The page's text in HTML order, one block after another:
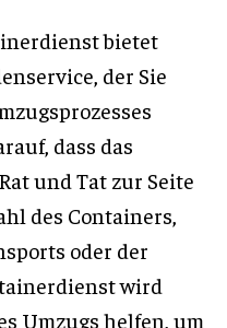
bietet
der Sie
dass das
und Tat zur Seite
des Containers,
oder der
wird
Umzugs helfen, um